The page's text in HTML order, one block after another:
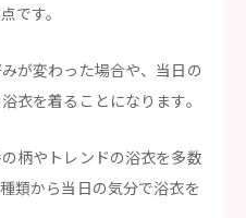
です。
が変わった場合や、当日の
衣を着ることになります。
柄やトレンドの浴衣を多数
類から当日の気分で浴衣を